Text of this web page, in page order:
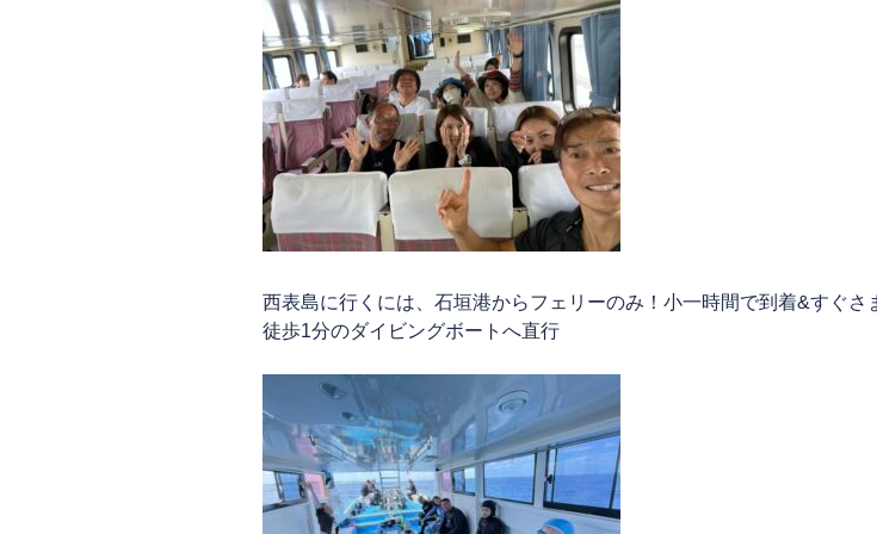
西表島に行くには、石垣港からフェリーのみ！小一時間で到着&すぐさ
徒歩1分のダイビングボートへ直行